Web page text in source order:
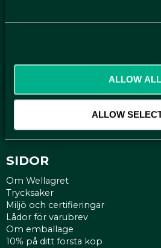
ALLOW ALL
ALLOW
handla smartare helt enkelt.
Köpvillkor
SIDOR
Om Wellagret
Trycksaker
Miljö och certifieringar
Lådor för varubrev
Om emballage
10% på ditt första köp